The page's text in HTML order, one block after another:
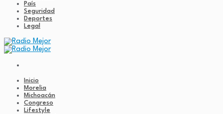
País
Seguridad
Deportes
Legal
Inicio
Morelia
Michoacán
Congreso
Lifestyle